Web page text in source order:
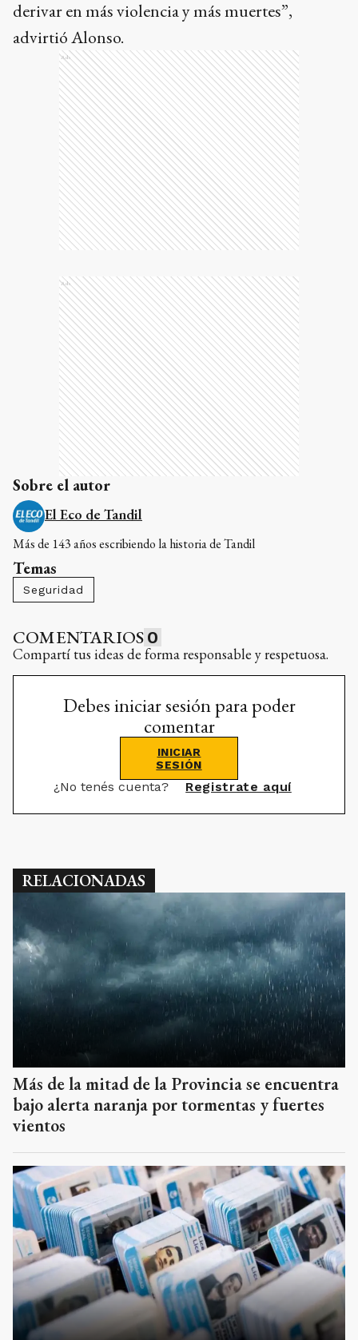
derivar en más violencia y más muertes”,
advirtió Alonso.
Ads
Ads
Sobre el autor
El Eco de Tandil
Más de 143 años escribiendo la historia de Tandil
Temas
Seguridad
COMENTARIOS 0
Compartí tus ideas de forma responsable y respetuosa.
Debes iniciar sesión para poder
comentar
INICIAR
SESIÓN
¿No tenés cuenta? Registrate aquí
RELACIONADAS
Más de la mitad de la Provincia se encuentra
bajo alerta naranja por tormentas y fuertes
vientos